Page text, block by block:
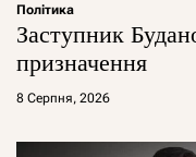
Політика
Заступник
призначення
8 Серпня, 2026